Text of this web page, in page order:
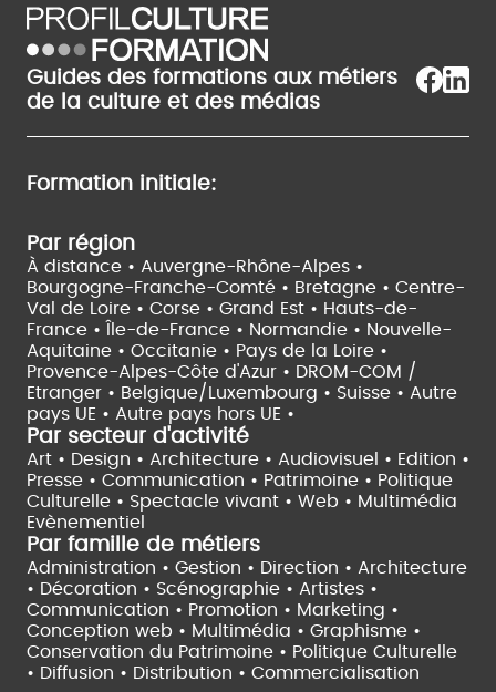
Guides des formations aux métiers
de la culture et des médias
Formation initiale:
Par région
À distance • Auvergne-Rhône-Alpes •
Bourgogne-Franche-Comté • Bretagne • Centre-
Val de Loire • Corse • Grand Est • Hauts-de-
France •
Île-de-France • Normandie • Nouvelle-
Aquitaine • Occitanie • Pays de la Loire •
Provence-Alpes-Côte d'Azur • DROM-COM /
Etranger • Belgique/Luxembourg • Suisse • Autre
pays UE • Autre pays hors UE •
Par secteur d'activité
Art • Design • Architecture • Audiovisuel • Edition •
Presse • Communication • Patrimoine • Politique
Culturelle • Spectacle vivant • Web • Multimédia
Evènementiel
Par famille de métiers
Administration • Gestion • Direction • Architecture
• Décoration • Scénographie • Artistes •
Communication • Promotion • Marketing •
Conception web • Multimédia • Graphisme •
Conservation du Patrimoine • Politique Culturelle
• Diffusion • Distribution • Commercialisation